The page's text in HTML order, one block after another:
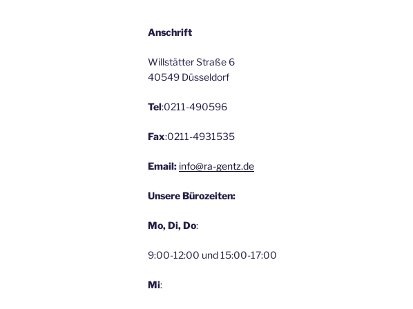
Anschrift
Willstätter Straße 6
40549 Düsseldorf
Tel:0211-490596
Fax:0211-4931535
Email: info@ra-gentz.de
Unsere Bürozeiten:
Mo, Di, Do:
9:00-12:00 und 15:00-17:00
Mi: